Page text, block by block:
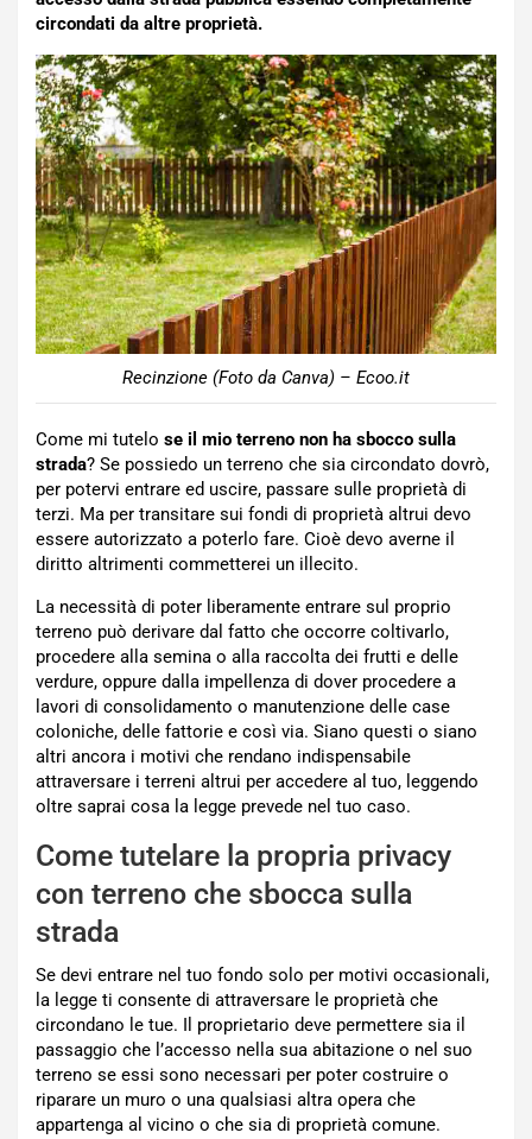
circondati da altre proprietà.
Recinzione (Foto da Canva) – Ecoo.it
Come mi tutelo se il mio terreno non ha sbocco sulla
strada? Se possiedo un terreno che sia circondato dovrò,
per potervi entrare ed uscire, passare sulle proprietà di
terzi. Ma per transitare sui fondi di proprietà altrui devo
essere autorizzato a poterlo fare. Cioè devo averne il
diritto altrimenti commetterei un illecito.
La necessità di poter liberamente entrare sul proprio
terreno può derivare dal fatto che occorre coltivarlo,
procedere alla semina o alla raccolta dei frutti e delle
verdure, oppure dalla impellenza di dover procedere a
lavori di consolidamento o manutenzione delle case
coloniche, delle fattorie e così via. Siano questi o siano
altri ancora i motivi che rendano indispensabile
attraversare i terreni altrui per accedere al tuo, leggendo
oltre saprai cosa la legge prevede nel tuo caso.
Come tutelare la propria privacy
con terreno che sbocca sulla
strada
Se devi entrare nel tuo fondo solo per motivi occasionali,
la legge ti consente di attraversare le proprietà che
circondano le tue. Il proprietario deve permettere sia il
passaggio che l’accesso nella sua abitazione o nel suo
terreno se essi sono necessari per poter costruire o
riparare un muro o una qualsiasi altra opera che
appartenga al vicino o che sia di proprietà comune.